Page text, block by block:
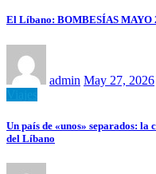
El Líbano: BOMBESÍAS MAYO
admin May 27, 2026
Un país de «unos» separados:
del Líbano